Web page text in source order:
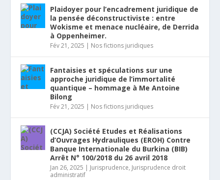
Plaidoyer pour l’encadrement juridique de
la pensée déconstructiviste : entre
Wokisme et menace nucléaire, de Derrida
à Oppenheimer.
Fév 21, 2025 | Nos fictions juridiques
Fantaisies et spéculations sur une
approche juridique de l’immortalité
quantique – hommage à Me Antoine
Bilong
Fév 21, 2025 | Nos fictions juridiques
(CCJA) Société Etudes et Réalisations
d’Ouvrages Hydrauliques (EROH) Contre
Banque Internationale du Burkina (BIB)
Arrêt N° 100/2018 du 26 avril 2018
Jan 26, 2025 | Jurisprudence, Jurisprudence droit
administratif